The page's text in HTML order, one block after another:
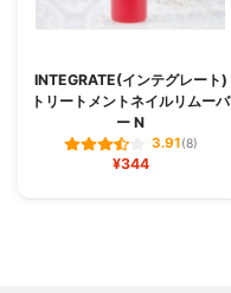
INTEGRATE(インテグレート)
トリートメントネイルリムーバ
ー N
3.91(8)
¥344